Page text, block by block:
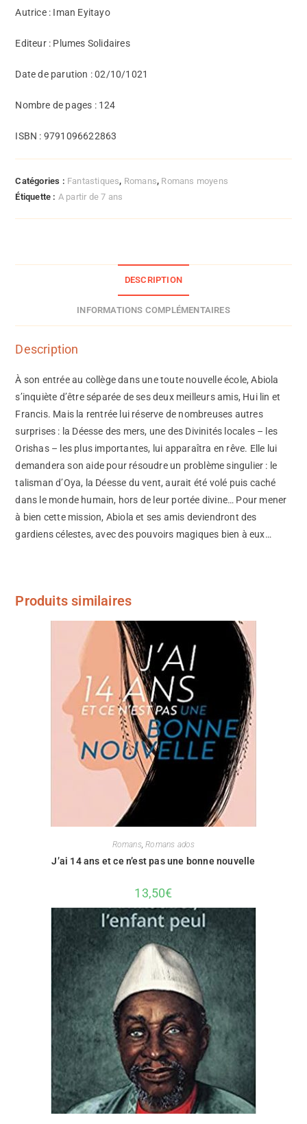
Autrice : Iman Eyitayo
Editeur : Plumes Solidaires
Date de parution : 02/10/1021
Nombre de pages : 124
ISBN : 9791096622863
Catégories : Fantastiques, Romans, Romans moyens
Étiquette : A partir de 7 ans
DESCRIPTION
INFORMATIONS COMPLÉMENTAIRES
Description
À son entrée au collège dans une toute nouvelle école, Abiola
s’inquiète d’être séparée de ses deux meilleurs amis, Hui lin et
Francis. Mais la rentrée lui réserve de nombreuses autres
surprises : la Déesse des mers, une des Divinités locales – les
Orishas – les plus importantes, lui apparaîtra en rêve. Elle lui
demandera son aide pour résoudre un problème singulier : le
talisman d’Oya, la Déesse du vent, aurait été volé puis caché
dans le monde humain, hors de leur portée divine… Pour mener
à bien cette mission, Abiola et ses amis deviendront des
gardiens célestes, avec des pouvoirs magiques bien à eux…
Produits similaires
Romans,Romans ados
J’ai 14 ans et ce n’est pas une bonne nouvelle
13,50€